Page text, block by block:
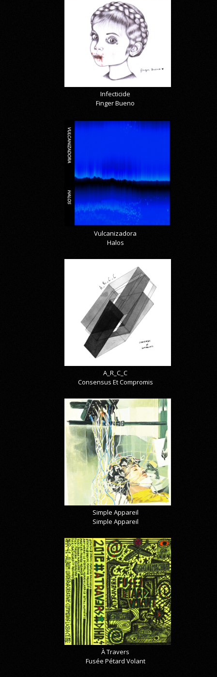
Infecticide
Finger Bueno
Vulcanizadora
Halos
A_R_C_C
Consensus Et Compromis
Simple Appareil
Simple Appareil
À Travers
Fusée Pétard Volant